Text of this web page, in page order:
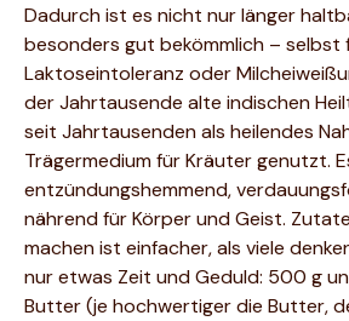
Dadurch ist es nicht nur länger
besonders gut bekömmlich – selbst
Laktoseintoleranz oder
der Jahrtausende alte indischen
seit Jahrtausenden als heilendes
Trägermedium für Kräuter genutzt.
entzündungshemmend,
nährend für Körper und Geist.
machen ist einfacher, als viele
nur etwas Zeit und Geduld: 500 g
Butter (je hochwertiger die Butter,